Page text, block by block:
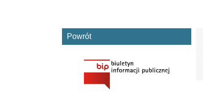
Powrót